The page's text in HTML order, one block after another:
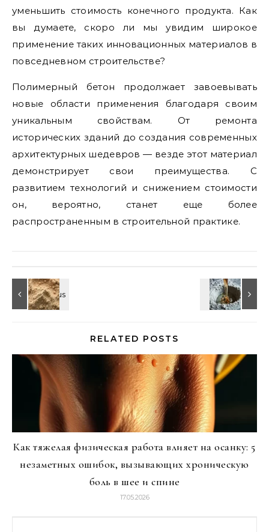
уменьшить стоимость конечного продукта. Как
вы думаете, скоро ли мы увидим широкое
применение таких инновационных материалов в
повседневном строительстве?
Полимерный бетон продолжает завоевывать
новые области применения благодаря своим
уникальным свойствам. От ремонта
исторических зданий до создания современных
архитектурных шедевров — везде этот материал
демонстрирует свои преимущества. С
развитием технологий и снижением стоимости
он, вероятно, станет еще более
распространенным в строительной практике.
RELATED POSTS
Как тяжелая физическая работа влияет на осанку: 5
незаметных ошибок, вызывающих хроническую
боль в шее и спине
17.05.2026